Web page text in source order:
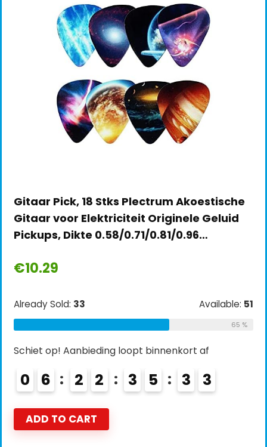
Gitaar Pick, 18 Stks Plectrum Akoestische
Gitaar voor Elektriciteit Originele Geluid
Pickups, Dikte 0.58/0.71/0.81/0.96…
€10.29
Already Sold: 33 Available: 51
65 %
Schiet op! Aanbieding loopt binnenkort af
0 6 2 2 3 5 3 2
ADD TO CART